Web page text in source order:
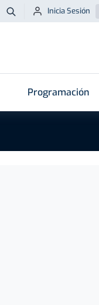
Buscar
Inicia Sesión
Programación